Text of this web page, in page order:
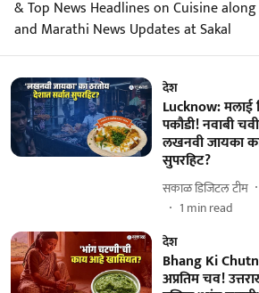
& Top News Headlines on Cuisine
and Marathi News Updates at Sakal
देश
Lucknow: मलाई
पकौडी! नवाबी
लखनवी जायका
सुपरहिट?
सकाळ डिजिटल टीम
1 min read
देश
Bhang Ki
अप्रतिम चव!